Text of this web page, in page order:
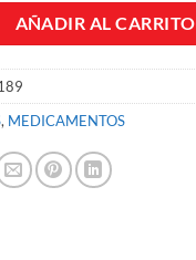
AÑADIR AL CARRITO
, MEDICAMENTOS